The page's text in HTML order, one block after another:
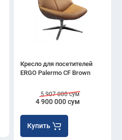
Кресло для посетителей
ERGO Palermo CF Brown
4 900 000 сум
5 907 000 сум
Купить